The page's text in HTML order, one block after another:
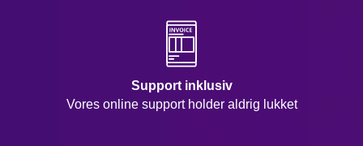
Support inklusiv
Vores online support holder aldrig lukket